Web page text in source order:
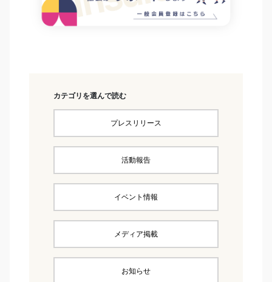
カテゴリを選んで読む
プレスリリース
活動報告
イベント情報
メディア掲載
お知らせ